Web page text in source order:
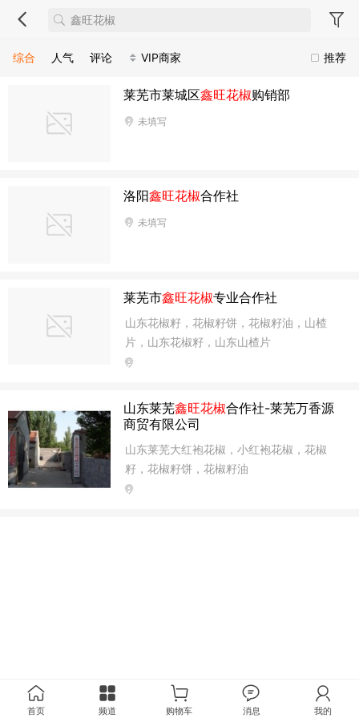
推荐
综合 人气 评论 VIP商家
莱芜市莱城区鑫旺花椒购销部
未填写
洛阳鑫旺花椒合作社
未填写
莱芜市鑫旺花椒专业合作社
山东花椒籽，花椒籽饼，花椒籽油，山楂
片，山东花椒籽，山东山楂片
山东莱芜鑫旺花椒合作社-莱芜万香源
商贸有限公司
山东莱芜大红袍花椒，小红袍花椒，花椒
籽，花椒籽饼，花椒籽油
首页 频道 购物车 消息 我的